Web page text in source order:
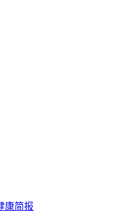
康简报